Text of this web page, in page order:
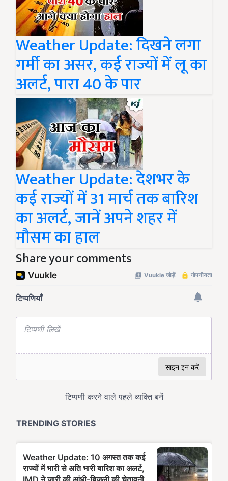
Weather Update: दिखने लगा
गर्मी का असर, कई राज्यों में लू का
अलर्ट, पारा 40 के पार
Weather Update: देशभर के
कई राज्यों में 31 मार्च तक बारिश
का अलर्ट, जानें अपने शहर में
मौसम का हाल
Share your comments